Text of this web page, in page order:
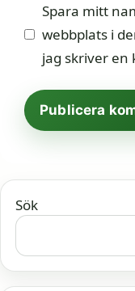
Spara mitt
webbplats i
jag skriver en
Sök